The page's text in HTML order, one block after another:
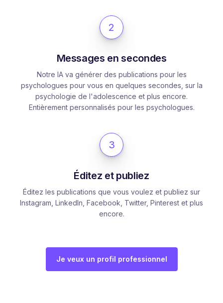
2
Messages en secondes
Notre IA va générer des publications pour les
psychologues pour vous en quelques secondes, sur la
psychologie de l'adolescence et plus encore.
Entièrement personnalisés pour les psychologues.
3
Éditez et publiez
Éditez les publications que vous voulez et publiez sur
Instagram, LinkedIn, Facebook, Twitter, Pinterest et plus
encore.
Je veux un profil professionnel